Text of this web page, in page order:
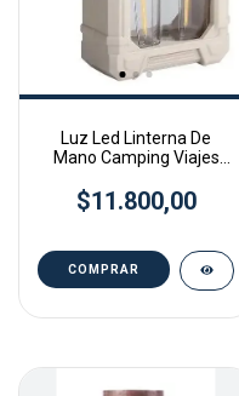
Luz Led Linterna De
Mano Camping Viajes
$11.800,00